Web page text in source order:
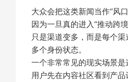
大众会把这类新闻当作“风
因为一旦真的进入“推动跨
只是渠道变多，而是每个
多个身份状态。
一个非常常见的现实场景是
用户先在内容社区看到产